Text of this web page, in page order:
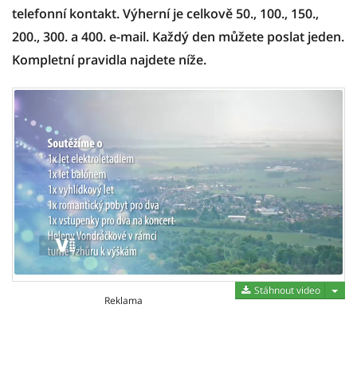
telefonní kontakt. Výherní je celkově 50., 100., 150.,
200., 300. a 400. e-mail. Každý den můžete poslat jeden.
Kompletní pravidla najdete níže.
Stáhnout video
Reklama